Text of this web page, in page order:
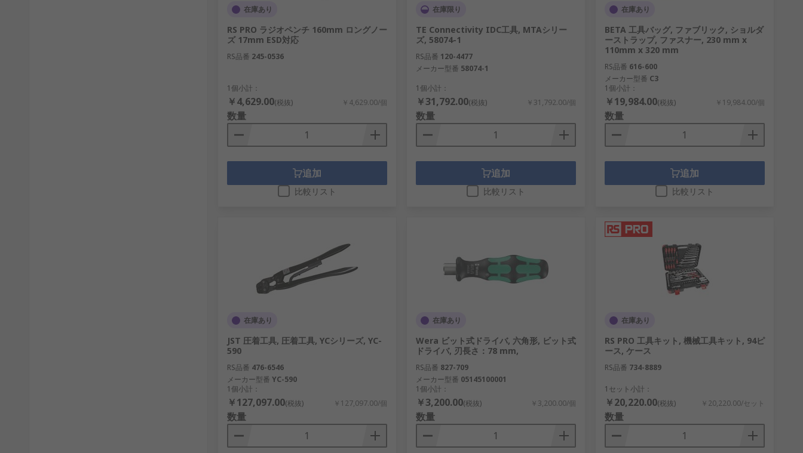
在庫あり
RS PRO ラジオペンチ 160mm ロングノー
ズ 17mm ESD対応
RS品番 245-0536
1個小計：
￥4,629.00(税抜) ￥4,629.00/個
数量
追加
比較リスト
在庫限り
TE Connectivity IDC工具, MTAシリー
ズ, 58074-1
RS品番 120-4477
メーカー型番 58074-1
1個小計：
￥31,792.00(税抜) ￥31,792.00/個
数量
追加
比較リスト
在庫あり
BETA 工具バッグ, ファブリック, ショルダ
ーストラップ, ファスナー, 230 mm x
110mm x 320 mm
RS品番 616-600
メーカー型番 C3
1個小計：
￥19,984.00(税抜) ￥19,984.00/個
数量
追加
比較リスト
在庫あり
JST 圧着工具, 圧着工具, YCシリーズ, YC-
590
RS品番 476-6546
メーカー型番 YC-590
1個小計：
￥127,097.00(税抜) ￥127,097.00/個
数量
在庫あり
Wera ビット式ドライバ, 六角形, ビット式
ドライバ, 刃長さ：78 mm,
RS品番 827-709
メーカー型番 05145100001
1個小計：
￥3,200.00(税抜) ￥3,200.00/個
数量
在庫あり
RS PRO 工具キット, 機械工具キット, 94ピ
ース, ケース
RS品番 734-8889
1セット小計：
￥20,220.00(税抜) ￥20,220.00/セット
数量